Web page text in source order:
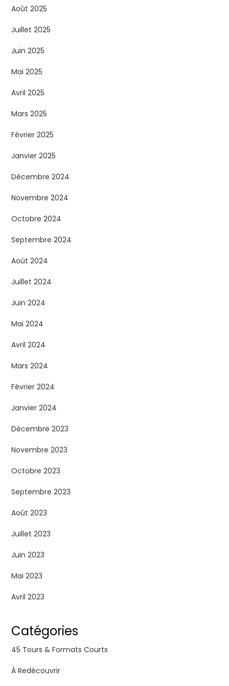
Août 2025
Juillet 2025
Juin 2025
Mai 2025
Avril 2025
Mars 2025
Février 2025
Janvier 2025
Décembre 2024
Novembre 2024
Octobre 2024
Septembre 2024
Août 2024
Juillet 2024
Juin 2024
Mai 2024
Avril 2024
Mars 2024
Février 2024
Janvier 2024
Décembre 2023
Novembre 2023
Octobre 2023
Septembre 2023
Août 2023
Juillet 2023
Juin 2023
Mai 2023
Avril 2023
Catégories
45 Tours & Formats Courts
À Redécouvrir